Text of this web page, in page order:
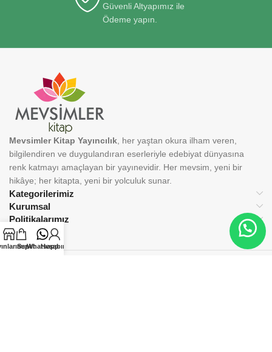
Güvenli Altyapımız ile
Ödeme yapın.
Kategorilerimiz
Kurumsal
Politikalarımız
Mevsimler Kitap Yayıncılık , her yaştan okura ilham veren,
bilgilendiren ve duygulandıran eserleriyle edebiyat dünyasına
renk katmayı amaçlayan bir yayınevidir. Her mevsim, yeni bir
hikâye; her kitapta, yeni bir yolculuk sunar.
SepetWhatsapp
Hesabım